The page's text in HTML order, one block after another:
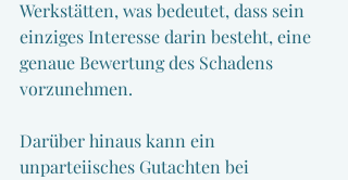
Werkstätten, was bedeutet, dass sein
einziges Interesse darin besteht, eine
genaue Bewertung des Schadens
vorzunehmen.
Darüber hinaus kann ein
unparteiisches Gutachten bei